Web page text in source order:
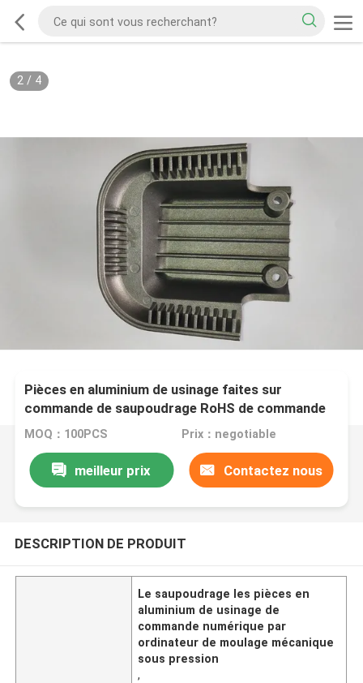
2/ 4
Pièces en aluminium de usinage faites sur
commande de saupoudrage RoHS de commande
numérique par ordinateur de moulage mécanique
MOQ：100PCS Prix：negotiable
meilleur prix Contactez nous
DESCRIPTION DE PRODUIT
Le saupoudrage les pièces en
aluminium de usinage de
commande numérique par
ordinateur de moulage mécanique
sous pression
,